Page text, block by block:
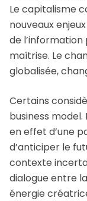
Le capitalisme
nouveaux
de
maîtrise. Le
globalisée,
Certains
business model.
en effet d’une
d’anticiper le
contexte
dialogue entre
énergie